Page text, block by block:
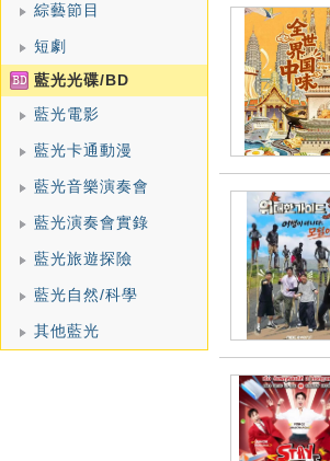
綜藝節目
短劇
藍光光碟/BD
藍光電影
藍光卡通動漫
藍光音樂演奏會
藍光演奏會實錄
藍光旅遊探險
藍光自然/科學
其他藍光